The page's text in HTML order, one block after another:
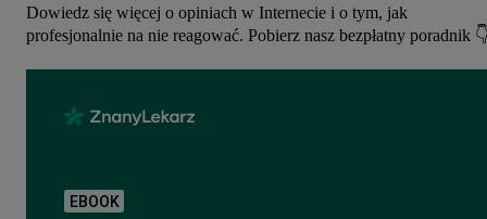
Dowiedz się więcej o opiniach w Internecie i o tym, jak
profesjonalnie na nie reagować. Pobierz nasz bezpłatny poradnik
EBOOK